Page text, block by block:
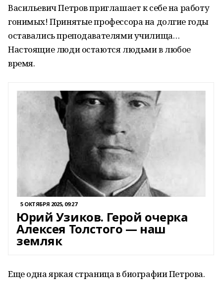
Васильевич Петров приглашает к себе на работу
гонимых! Принятые профессора на долгие годы
оставались преподавателями училища…
Настоящие люди остаются людьми в любое
время.
5 ОКТЯБРЯ 2025, 09:27
Юрий Узиков. Герой очерка
Алексея Толстого — наш
земляк
Еще одна яркая страница в биографии Петрова.